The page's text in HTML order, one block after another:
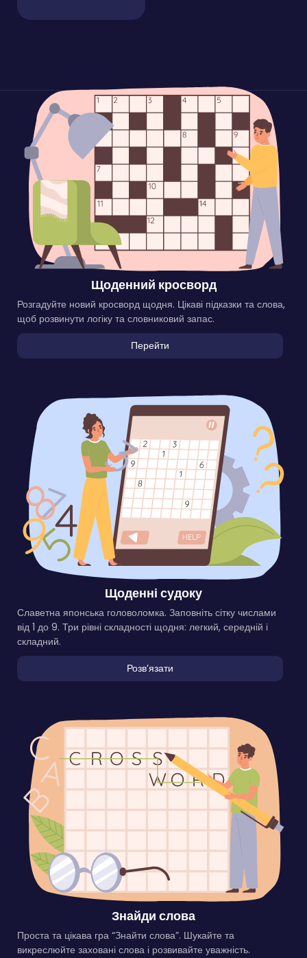
Щоденний кросворд
Розгадуйте новий кросворд щодня. Цікаві підказки та слова,
щоб розвинути логіку та словниковий запас.
Перейти
Щоденні судоку
Славетна японська головоломка. Заповніть сітку числами
від 1 до 9. Три рівні складності щодня: легкий, середній і
складний.
Розвʼязати
Знайди слова
Проста та цікава гра “Знайти слова”. Шукайте та
викреслюйте заховані слова і розвивайте уважність.